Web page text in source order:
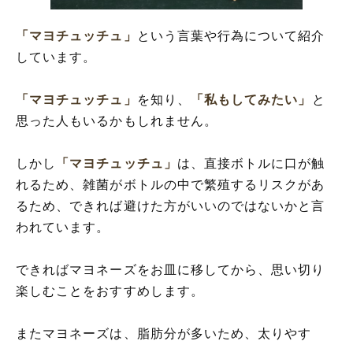
「マヨチュッチュ」
という言葉や行為について紹介
しています。
「マヨチュッチュ」 を知り、 「私もしてみたい」
と
思った人もいるかもしれません。
しかし 「マヨチュッチュ」 は、直接ボトルに口が触
れるため、雑菌がボトルの中で繁殖するリスクがあ
るため、できれば避けた方がいいのではないかと言
われています。
できればマヨネーズをお皿に移してから、思い切り
楽しむことをおすすめします。
またマヨネーズは、脂肪分が多いため、太りやす